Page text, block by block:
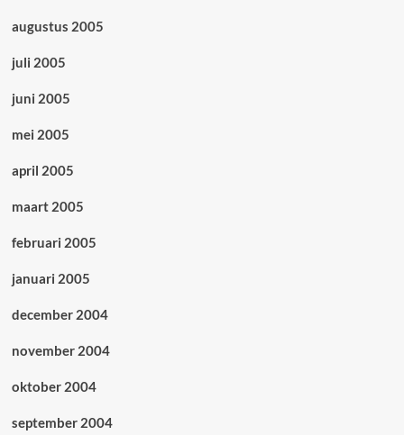
augustus 2005
juli 2005
juni 2005
mei 2005
april 2005
maart 2005
februari 2005
januari 2005
december 2004
november 2004
oktober 2004
september 2004